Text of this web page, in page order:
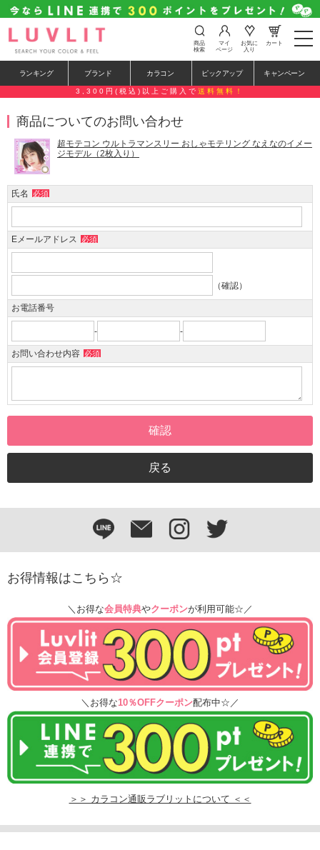
t
o
e
n
g
o
商品
検索
マイ
ページ
お気に
入り
カート
ランキング ブランド カラコン ピックアップ キャンペーン
3,300円(税込)以上ご購入で 送料無料！
商品についてのお問い合わせ
超モテコン ウルトラマンスリー おしゃモテリング なえなのイメー
ジモデル（2枚入り）
氏名 必須
Eメールアドレス 必須
（確認）
お電話番号
- -
お問い合わせ内容 必須
お得情報はこちら☆
＼お得な会員特典やクーポンが利用可能☆／
＼お得な10％OFFクーポン配布中☆／
＞＞ カラコン通販ラブリットについて ＜＜